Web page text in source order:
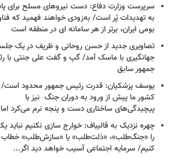
سرپرست وزارت دفاع: دست نیروهای مسلح برای
به تهدیدات پُر است/ به‌زودی خواهند فهمید که
بومی ایران، برتر از هر سامانه ای در منطقه است
تصاویری جدید از حسن روحانی و ظریف در یک
جهانگیری با ماسک آمد/ گپ و گفت علی جنتی با
جمهور سابق
یوسف پزشکیان: قدرت رئیس‌ جمهور محدود است/
کشور ما پیش از ورود به دوران جنگ نیز با
پیچیدگی‌های ساختاری دست و پنجه نرم می‌کرد
چهره نزدیک به قالیباف: خوارج سازی نکنیم نباید
را «جنگ‌طلب»، «ذلت‌طلب» یا «سازش‌طلب» خطاب
کنیم/ سرمایه اجتماعی آسیب خواهد دید اگر...